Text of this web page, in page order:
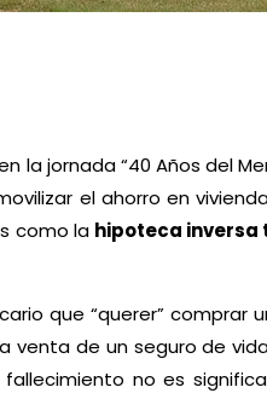
la jornada “40 Años del
el ahorro en
como la hipoteca inversa
que “querer” comprar
venta de un seguro de
no es